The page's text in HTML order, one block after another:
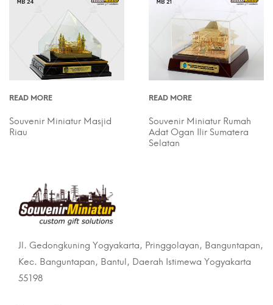
READ MORE
Souvenir Miniatur Masjid
Riau
READ MORE
Souvenir Miniatur Rumah
Adat Ogan Ilir Sumatera
Selatan
Jl. Gedongkuning Yogyakarta, Pringgolayan, Banguntapan,
Kec. Banguntapan, Bantul, Daerah Istimewa Yogyakarta
55198